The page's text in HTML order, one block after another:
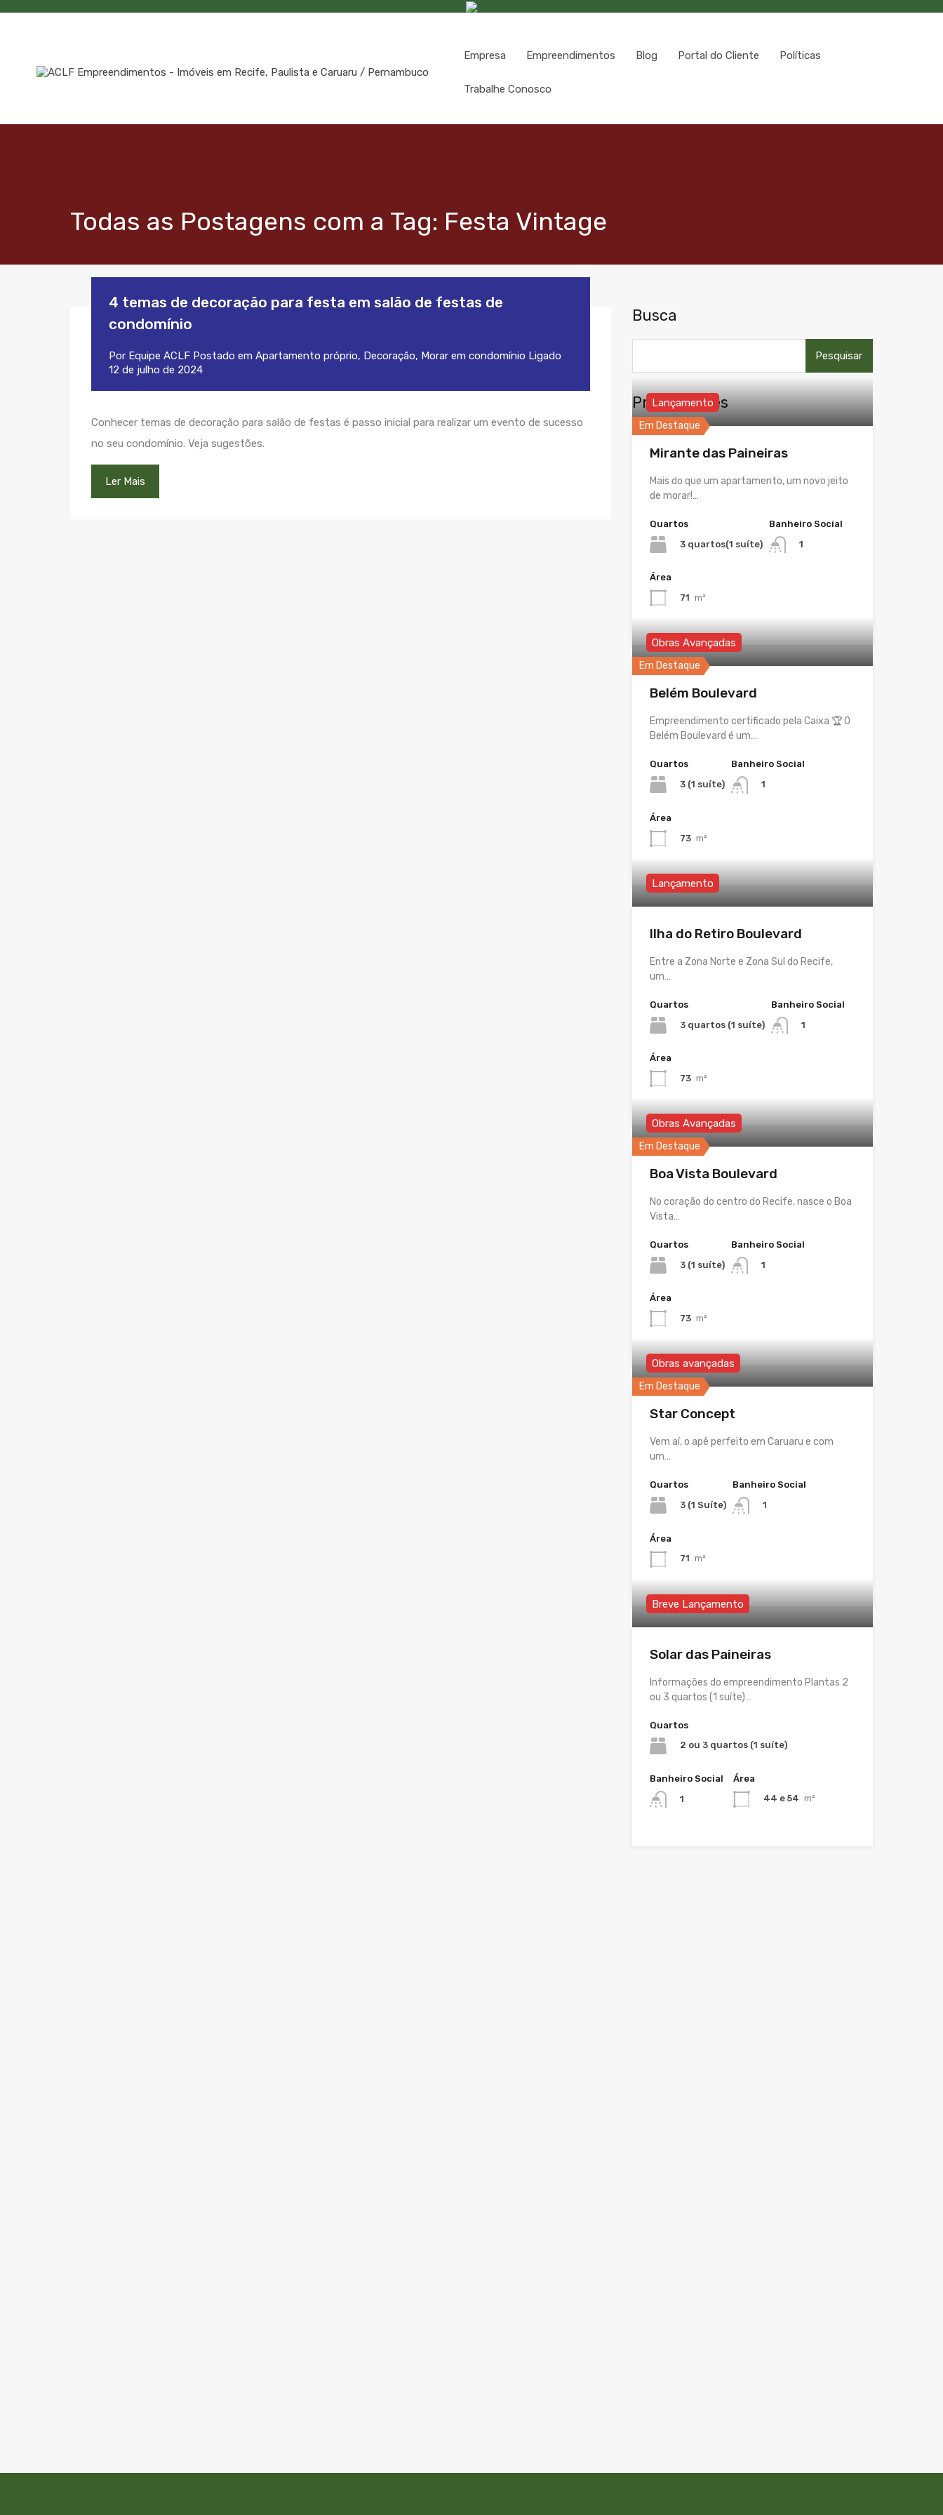
Empresa Empreendimentos Blog Portal do Cliente Políticas
Trabalhe Conosco
Todas as Postagens com a Tag: Festa Vintage
4 temas de decoração para festa em salão de festas de
condomínio
Por Equipe ACLF Postado em Apartamento próprio, Decoração, Morar em condomínio Ligado
12 de julho de 2024
Conhecer temas de decoração para salão de festas é passo inicial para realizar um evento de sucesso
no seu condomínio. Veja sugestões.
Ler Mais
Busca
por:
Propriedades
Em Destaque
Lançamento
Mirante das Paineiras
Mais do que um apartamento, um novo jeito
de morar!…
Quartos
3 quartos(1 suíte)
Banheiro Social
1
Área
71 m²
Em Destaque
Obras Avançadas
Belém Boulevard
Empreendimento certificado pela Caixa 🏆 O
Belém Boulevard é um…
Quartos
3 (1 suíte)
Banheiro Social
1
Área
73 m²
Lançamento
Ilha do Retiro Boulevard
Entre a Zona Norte e Zona Sul do Recife,
um…
Quartos
3 quartos (1 suíte)
Banheiro Social
1
Área
73 m²
Em Destaque
Obras Avançadas
Boa Vista Boulevard
No coração do centro do Recife, nasce o Boa
Vista…
Quartos
3 (1 suíte)
Banheiro Social
1
Área
73 m²
Em Destaque
Obras avançadas
Star Concept
Vem aí, o apê perfeito em Caruaru e com
um…
Quartos
3 (1 Suíte)
Banheiro Social
1
Área
71 m²
Breve Lançamento
Solar das Paineiras
Informações do empreendimento Plantas 2
ou 3 quartos (1 suíte)…
Quartos
2 ou 3 quartos (1 suíte)
Banheiro Social
1
Área
44 e 54 m²